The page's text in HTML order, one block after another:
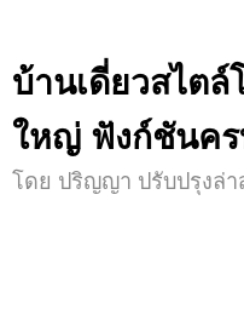
บ้านเดี่ยวสไต
ใหญ่ ฟังก์ชันคร
โดย ปริญญา ปรับปรุงล่า